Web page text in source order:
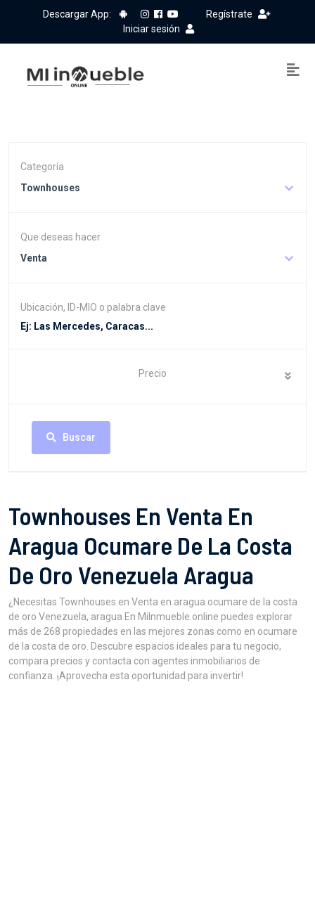
Descargar App:
Regístrate
Iniciar sesión
Categoría
Townhouses
Que deseas hacer
Venta
Ubicación, ID-MIO o palabra clave
Precio
Buscar
Townhouses En Venta En
Aragua Ocumare De La Costa
De Oro Venezuela Aragua
¿Necesitas Townhouses en Venta en aragua ocumare de la costa
de oro Venezuela, aragua En MiInmueble.online puedes explorar
más de 268 propiedades en las mejores zonas como en ocumare
de la costa de oro. Descubre espacios ideales para tu negocio,
compara precios y contacta con agentes inmobiliarios de
confianza. ¡Aprovecha esta oportunidad para invertir!